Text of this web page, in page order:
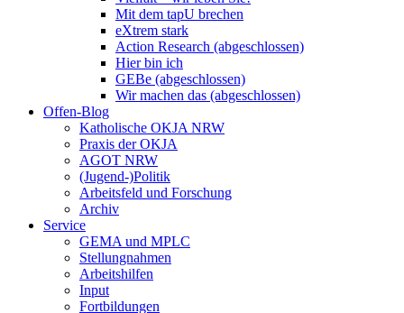
Mit dem tapU brechen
eXtrem stark
Action Research (abgeschlossen)
Hier bin ich
GEBe (abgeschlossen)
Wir machen das (abgeschlossen)
Offen-Blog
Katholische OKJA NRW
Praxis der OKJA
AGOT NRW
(Jugend-)Politik
Arbeitsfeld und Forschung
Archiv
Service
GEMA und MPLC
Stellungnahmen
Arbeitshilfen
Input
Fortbildungen